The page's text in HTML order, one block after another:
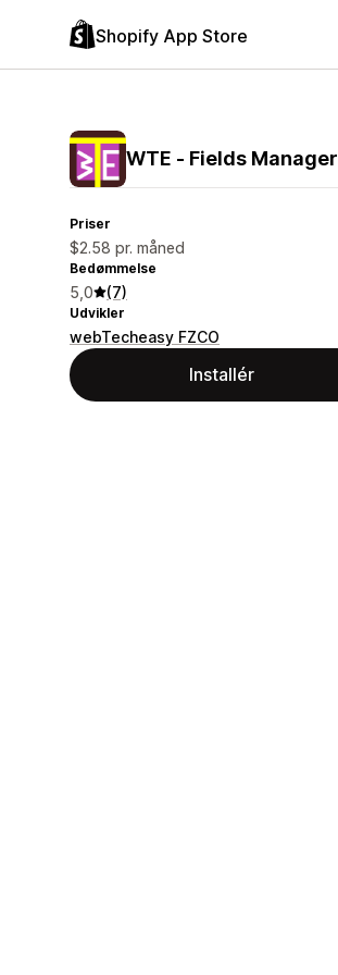
Shopify App Store
WTE ‑ Fields Manager
Priser
$2.58 pr. måned
Bedømmelse
5,0 (7)
Udvikler
webTecheasy FZCO
Installér